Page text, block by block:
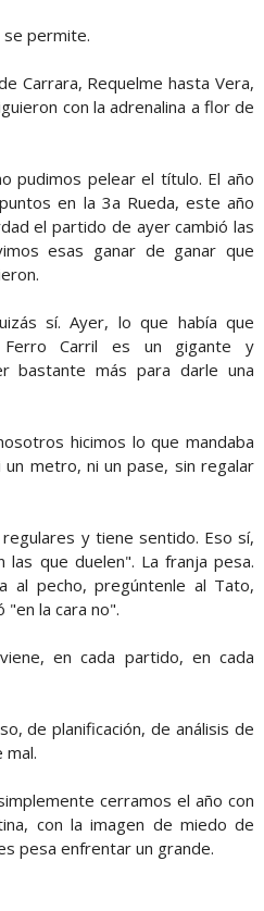
se permite.
Carrara, Requelme hasta Vera,
con la adrenalina a flor de
pudimos pelear el título. El año
en la 3a Rueda, este año
el partido de ayer cambió las
esas ganar de ganar que
sí. Ayer, lo que había que
Carril es un gigante y
bastante más para darle una
hicimos lo que mandaba
metro, ni un pase, sin regalar
y tiene sentido. Eso sí,
las que duelen". La franja pesa.
al pecho, pregúntenle al Tato,
"en la cara no".
en cada partido, en cada
de planificación, de análisis de
mal.
cerramos el año con
con la imagen de miedo de
pesa enfrentar un grande.